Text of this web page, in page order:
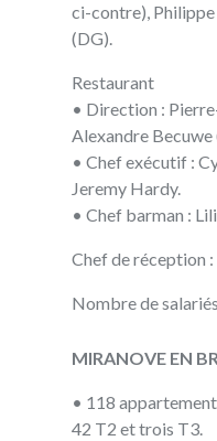
ci-contre),
(DG).
Restaurant
• Direction :
Alexandre
• Chef exécutif :
Jeremy Hardy.
• Chef barman :
Chef de réception
Nombre de
MIRANOVE EN
• 118
42 T2 et trois T3.